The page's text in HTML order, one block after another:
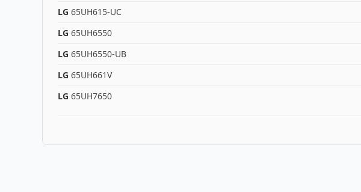
LG 65UH615-UC
LG 65UH6550
LG 65UH6550-UB
LG 65UH661V
LG 65UH7650